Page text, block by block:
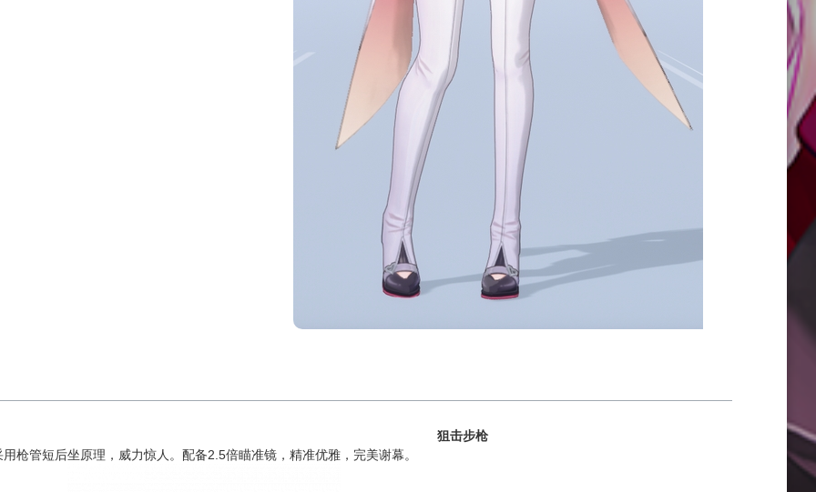
狙击步枪
用枪管短后坐原理，威力惊人。配备2.5倍瞄准镜，精准优雅，完美谢幕。